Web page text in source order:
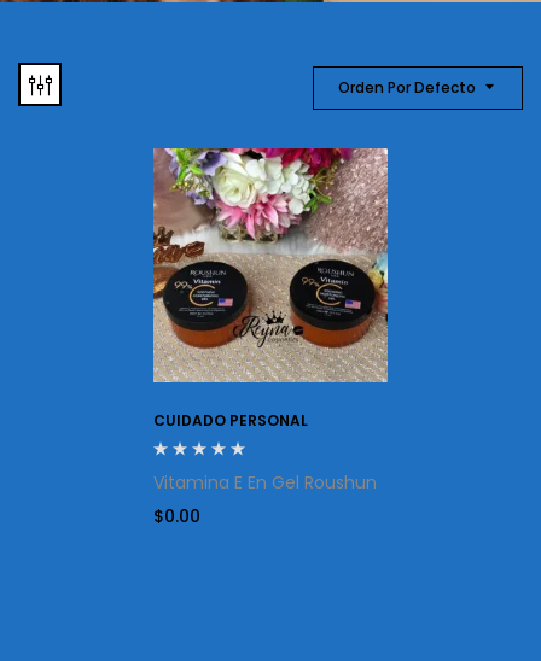
Orden Por Defecto
CUIDADO PERSONAL
Vitamina E En Gel Roushun
$0.00